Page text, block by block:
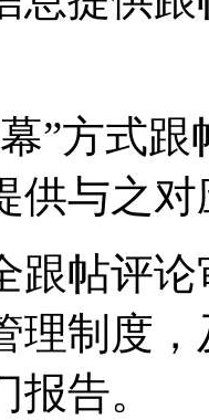
幕”方式
供与之
跟帖评
理制度
告。